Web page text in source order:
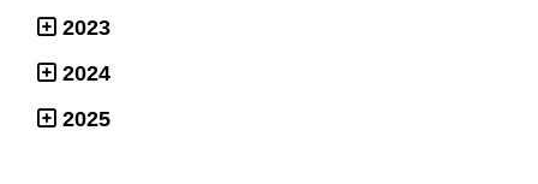
2023
2024
2025